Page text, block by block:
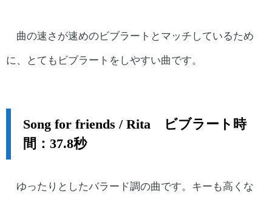
曲の速さが速めのビブラートとマッチしているため
に、とてもビブラートをしやすい曲です。
Song for friends / Rita ビブラート時
間：37.8秒
ゆったりとしたバラード調の曲です。キーも高くな